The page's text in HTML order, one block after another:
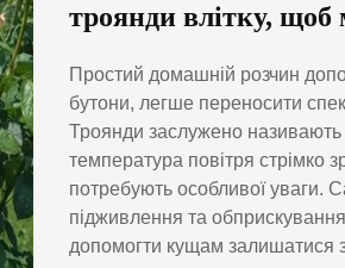
троянди влітку, щоб
Простий домашній розчин
бутони, легше переносити
Троянди заслужено називають
температура повітря стрімко
потребують особливої уваги.
підживлення та
допомогти кущам залишатися